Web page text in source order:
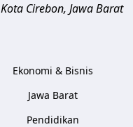
Kota Cirebon, Jawa Barat
Ekonomi & Bisnis
Jawa Barat
Pendidikan